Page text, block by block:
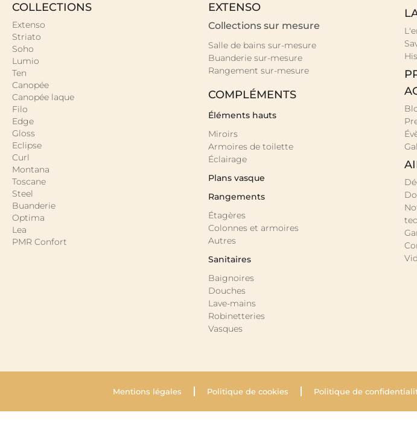
COLLECTIONS
Extenso
Striato
Soho
Lumio
Ten
Canopée
Canopée laque
Filo
Edge
Gloss
Eclipse
Curl
Montana
Toscane
Steel
Buanderie
Optima
Lea
PMR Confort
EXTENSO
Collections sur mesure
Salle de bains sur-mesure
Buanderie sur-mesure
Rangement sur-mesure
COMPLÉMENTS
Éléments hauts
Miroirs
Armoires de toilette
Éclairage
Plans vasque
Rangements
Étagères
Colonnes et armoires
Autres
Sanitaires
Baignoires
Douches
Lave-mains
Robinetteries
Vasques
Mentions légales Politique de cookies Politique de